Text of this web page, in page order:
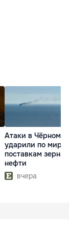
Атаки в Чёрном
ударили по
поставкам зерна
нефти
вчера